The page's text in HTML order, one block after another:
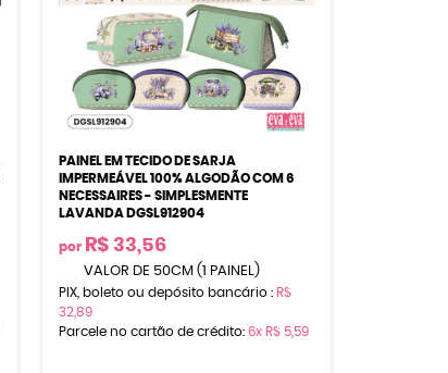
PAINEL EM TECIDO DE SARJA
IMPERMEÁVEL 100% ALGODÃO COM 6
NECESSAIRES - SIMPLESMENTE
LAVANDA DGSL912904
por R$ 33,56
VALOR DE 50CM (1 PAINEL)
PIX, boleto ou depósito bancário : R$
32,89
Parcele no cartão de crédito: 6x R$ 5,59